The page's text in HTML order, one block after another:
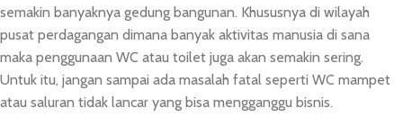
semakin banyaknya gedung bangunan. Khususnya di wilayah
pusat perdagangan dimana banyak aktivitas manusia di sana
maka penggunaan WC atau toilet juga akan semakin sering.
Untuk itu, jangan sampai ada masalah fatal seperti WC mampet
atau saluran tidak lancar yang bisa mengganggu bisnis.